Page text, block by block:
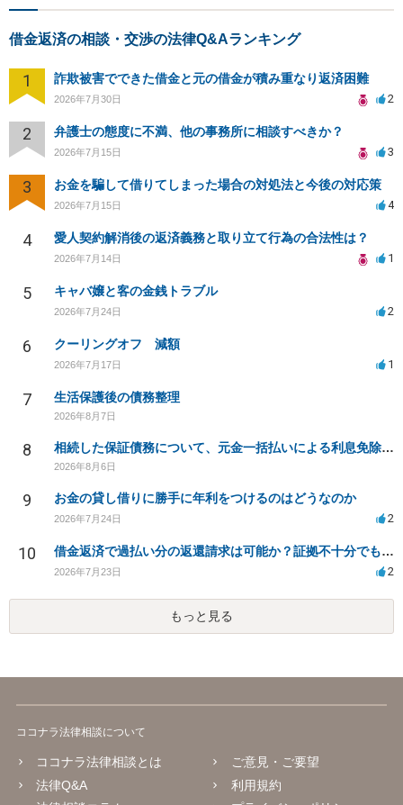
借金返済の相談・交渉の法律Q&Aランキング
1 詐欺被害でできた借金と元の借金が積み重なり返済困難
2026年7月30日 2
2 弁護士の態度に不満、他の事務所に相談すべきか？
2026年7月15日 3
3 お金を騙して借りてしまった場合の対処法と今後の対応策
2026年7月15日 4
4 愛人契約解消後の返済義務と取り立て行為の合法性は？
2026年7月14日 1
5 キャバ嬢と客の金銭トラブル
2026年7月24日 2
6 クーリングオフ 減額
2026年7月17日 1
7 生活保護後の債務整理
2026年8月7日
8 相続した保証債務について、元金一括払いによる利息免除の交渉は可能でしょうか
2026年8月6日
9 お金の貸し借りに勝手に年利をつけるのはどうなのか
2026年7月24日 2
10 借金返済で過払い分の返還請求は可能か？証拠不十分でも弁護士に相談したい
2026年7月23日 2
もっと見る
ココナラ法律相談について
ココナラ法律相談とは
法律Q&A
ご意見・ご要望
利用規約